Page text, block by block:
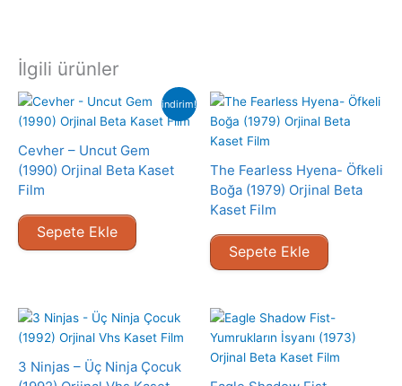
İlgili ürünler
indirim!
Cevher – Uncut Gem
(1990) Orjinal Beta Kaset
Film
Sepete Ekle
The Fearless Hyena- Öfkeli
Boğa (1979) Orjinal Beta
Kaset Film
Sepete Ekle
3 Ninjas – Üç Ninja Çocuk